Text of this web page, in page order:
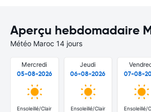
Aperçu hebdomadaire
Météo Maroc 14 jours
Mercredi
05-08-2026
Ensoleillé/Clair
Jeudi
06-08-2026
Ensoleillé/Clair
07-08-
Ensoleillé/